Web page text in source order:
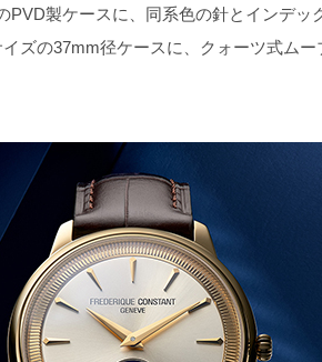
製ケースに、同系色の針とインデッ
ズの37mm径ケースに、クォーツ式ム